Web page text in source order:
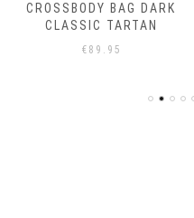
CROSSBODY BAG DARK
CLASSIC TARTAN
€ 89.95